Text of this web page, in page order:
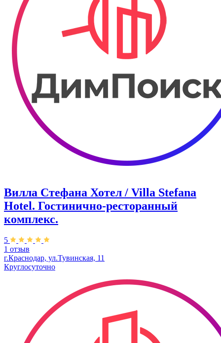
Вилла Стефана Хотел / Villa Stefana
Hotel. Гостинично-ресторанный
комплекс.
5
1 отзыв
г.Краснодар, ул.Тувинская, 11
Круглосуточно